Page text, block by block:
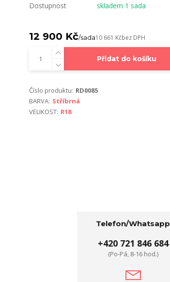
Dostupnost skladem 1 sada
12 900 Kč/sada10 661 Kčbez DPH
Přidat do košíku
Číslo produktu: RD0085
BARVA: Stříbrná
VELIKOST: R18
Telefon/Whatsapp
+420 721 846 684
(Po-Pá, 8-16 hod.)